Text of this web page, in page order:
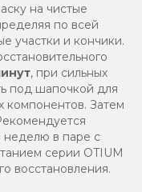
на чистые
по всей
участки и кончики.
, при сильных
под шапочкой для
компонентов. Затем
неделю в паре с
серии OTIUM
восстановления.